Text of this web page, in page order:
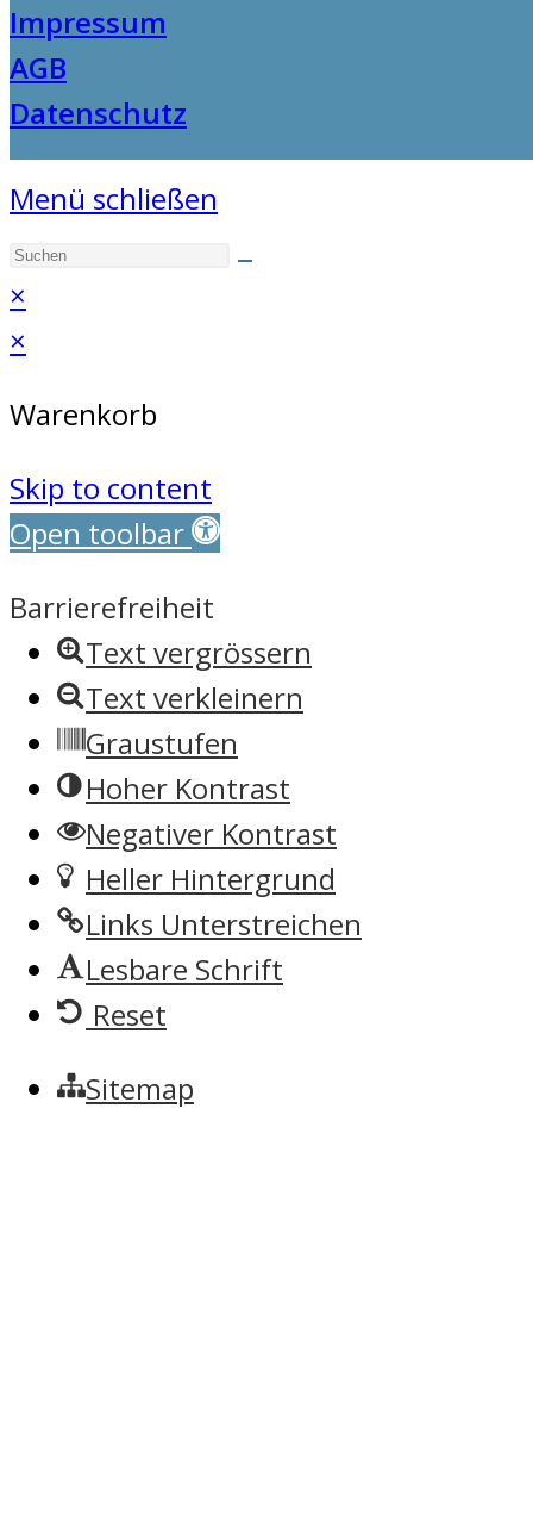
Impressum
AGB
Datenschutz
Menü schließen
×
×
Warenkorb
Skip to content
Open toolbar
Barrierefreiheit
Text vergrössern
Text verkleinern
Graustufen
Hoher Kontrast
Negativer Kontrast
Heller Hintergrund
Links Unterstreichen
Lesbare Schrift
Reset
Sitemap